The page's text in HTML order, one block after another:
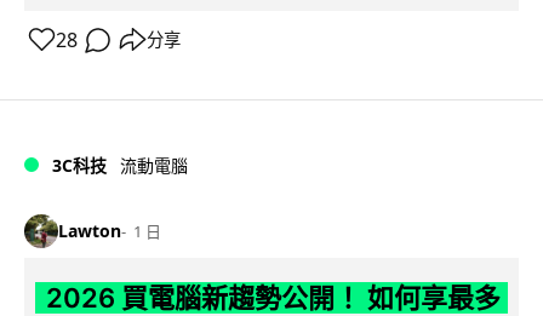
28 分享
3C科技 流動電腦
Lawton 1 日
2026 買電腦新趨勢公開！ 如何享最多